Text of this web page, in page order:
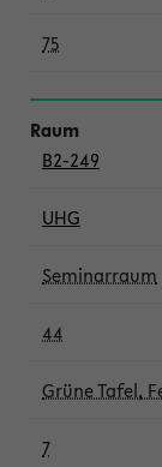
75
B2-249
UHG
Seminarraum
44
Grüne Tafel,
7